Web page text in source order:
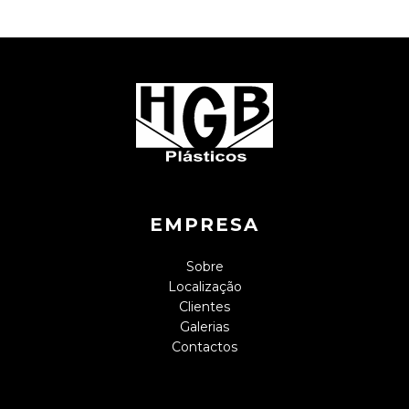
EMPRESA
Sobre
Localização
Clientes
Galerias
Contactos